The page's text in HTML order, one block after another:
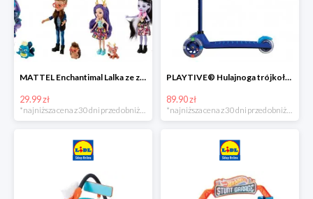
MATTEL Enchantimal Lalka ze zwierzątkiem
29.99 zł
*najniższa cena z 30 dni przed obniżką
PLAYTIVE® Hulajnoga trójkołowa Tri Scooter z diodami LED
89.90 zł
*najniższa cena z 30 dni przed obniżką